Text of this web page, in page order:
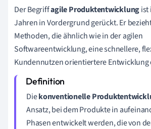
Der Begriffagile Produktentwicklungist
Jahren in Vordergrund gerückt. Er
Methoden, die ähnlich wie in der agilen
Softwareentwicklung, eine schnellere,
Kundennutzen orientiertere Entwicklung
Diekonventionelle
Ansatz, bei dem Produkte in
Phasen entwickelt werden, die von